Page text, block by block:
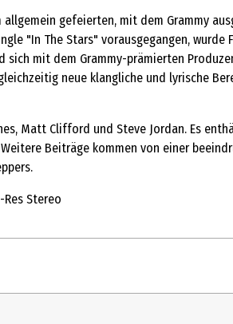
gefeierten, mit dem Grammy
"In The Stars" vorausgegangen, wurde
mit dem Grammy-prämierten
neue klangliche und lyrische
Matt Clifford und Steve Jordan. Es
Beiträge kommen von einer
Stereo